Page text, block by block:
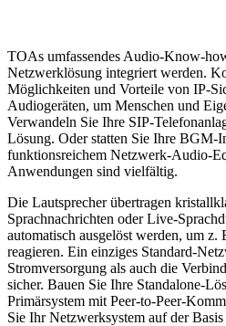
TOAs umfassendes Audio-Know-
Netzwerklösung integriert werden.
Möglichkeiten und Vorteile von IP-
Audiogeräten, um Menschen und
Verwandeln Sie Ihre SIP-
Lösung. Oder statten Sie Ihre BGM-
funktionsreichem Netzwerk-Audio-
Anwendungen sind vielfältig.
Die Lautsprecher übertragen
Sprachnachrichten oder Live-
automatisch ausgelöst werden, um
reagieren. Ein einziges Standard-
Stromversorgung als auch die
sicher. Bauen Sie Ihre Standalone-
Primärsystem mit Peer-to-Peer-
Sie Ihr Netzwerksystem auf der